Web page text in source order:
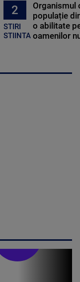
2
STIRI
STIINTA
Organismul
populație
o abilitate
oamenilor